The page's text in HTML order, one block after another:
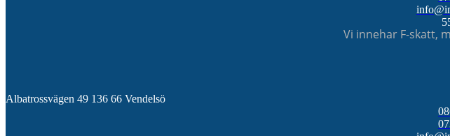
Vi innehar F-skatt,
Albatrossvägen 49 136 66 Vendelsö